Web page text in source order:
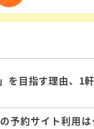
を目指す理由、1
予約サイト利用